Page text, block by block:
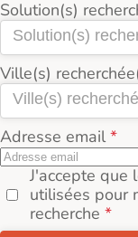
Solution(s)
Ville(s)
Adresse email
J'accepte que
utilisées pour
recherche